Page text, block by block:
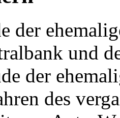
der
und
der
des